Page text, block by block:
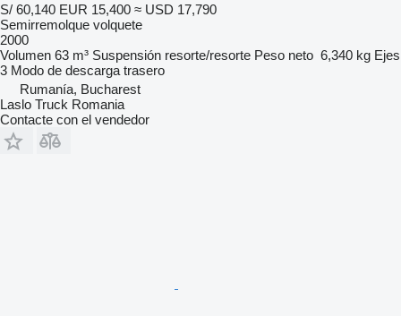
S/ 60,140 EUR 15,400 ≈ USD 17,790
Semirremolque volquete
2000
Volumen 63 m³ Suspensión resorte/resorte Peso neto 6,340 kg Ejes
3 Modo de descarga trasero
Rumanía, Bucharest
Laslo Truck Romania
Contacte con el vendedor